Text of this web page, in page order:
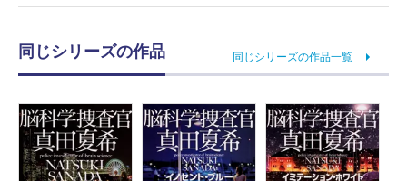
同じシリーズの作品 同じシリーズの作品一覧